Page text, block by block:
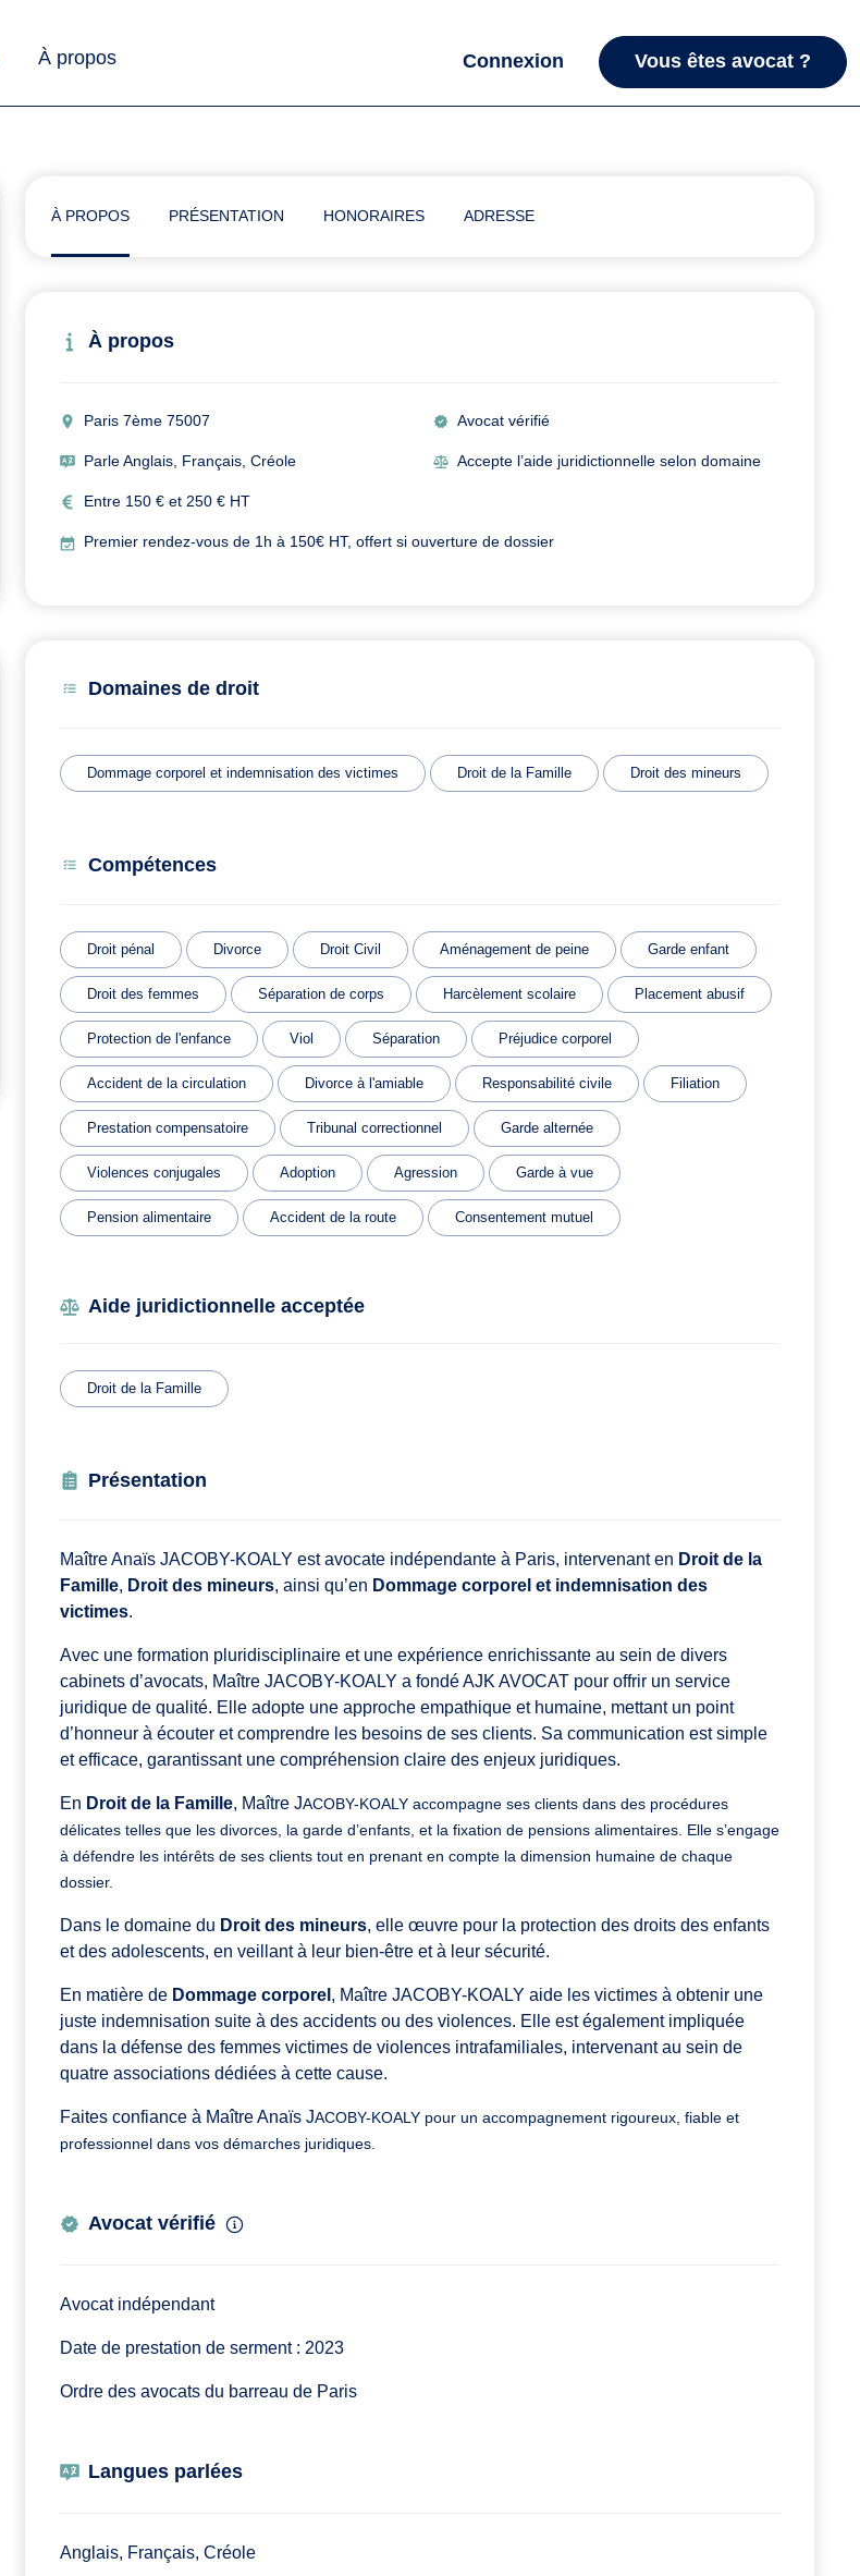
À propos Connexion Vous êtes avocat ?
À PROPOS PRÉSENTATION HONORAIRES ADRESSE
À propos
Paris 7ème 75007 Avocat vérifié
Parle Anglais, Français, Créole Accepte l’aide juridictionnelle selon domaine
Entre 150 € et 250 € HT
Premier rendez-vous de 1h à 150€ HT, offert si ouverture de dossier
Domaines de droit
Dommage corporel et indemnisation des victimes Droit de la Famille Droit des mineurs
Compétences
Droit pénal Divorce Droit Civil Aménagement de peine Garde enfant
Droit des femmes Séparation de corps Harcèlement scolaire Placement abusif
Protection de l'enfance Viol Séparation Préjudice corporel
Accident de la circulation Divorce à l'amiable Responsabilité civile Filiation
Prestation compensatoire Tribunal correctionnel Garde alternée
Violences conjugales Adoption Agression Garde à vue
Pension alimentaire Accident de la route Consentement mutuel
Aide juridictionnelle acceptée
Droit de la Famille
Présentation
Maître Anaïs JACOBY-KOALY est avocate indépendante à Paris, intervenant en Droit de la
Famille, Droit des mineurs, ainsi qu’en Dommage corporel et indemnisation des
victimes.
Avec une formation pluridisciplinaire et une expérience enrichissante au sein de divers
cabinets d’avocats, Maître JACOBY-KOALY a fondé AJK AVOCAT pour offrir un service
juridique de qualité. Elle adopte une approche empathique et humaine, mettant un point
d’honneur à écouter et comprendre les besoins de ses clients. Sa communication est simple
et efficace, garantissant une compréhension claire des enjeux juridiques.
En Droit de la Famille, Maître JACOBY-KOALY accompagne ses clients dans des procédures
délicates telles que les divorces, la garde d’enfants, et la fixation de pensions alimentaires. Elle s’engage
à défendre les intérêts de ses clients tout en prenant en compte la dimension humaine de chaque
dossier.
Dans le domaine du Droit des mineurs, elle œuvre pour la protection des droits des enfants
et des adolescents, en veillant à leur bien-être et à leur sécurité.
En matière de Dommage corporel , Maître JACOBY-KOALY aide les victimes à obtenir une
juste indemnisation suite à des accidents ou des violences. Elle est également impliquée
dans la défense des femmes victimes de violences intrafamiliales, intervenant au sein de
quatre associations dédiées à cette cause.
Faites confiance à Maître Anaïs JACOBY-KOALY pour un accompagnement rigoureux, fiable et
professionnel dans vos démarches juridiques.
Avocat vérifié
Avocat indépendant
Date de prestation de serment : 2023
Ordre des avocats du barreau de Paris
Langues parlées
Anglais, Français, Créole